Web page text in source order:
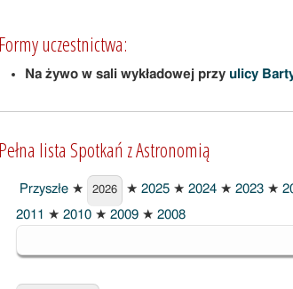
Formy uczestnictwa:
Na żywo w sali wykładowej przy ulicy
Pełna lista Spotkań z Astronomią
Przyszłe ★
2026
2026 ★ 2025 ★ 2024 ★ 2023 ★
2011 ★ 2010 ★ 2009 ★ 2008